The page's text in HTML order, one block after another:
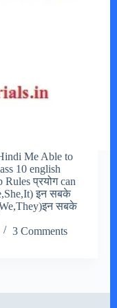
Me Able to
10 english
प्रयोग can
इन सबके
सबके
3 Comments